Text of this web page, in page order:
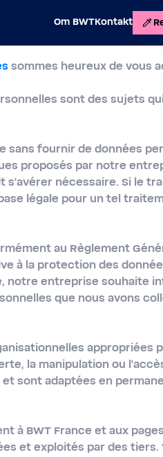
Om BWTKontakt
sommes heureux de vous
sont des sujets
sans fournir de données
proposés par notre
nécessaire. Si le
légale pour un tel
au Règlement
à la protection des
notre entreprise souhaite
que nous avons
appropriées
la manipulation ou
sont adaptées en
à BWT France et aux
et exploités par des tiers.